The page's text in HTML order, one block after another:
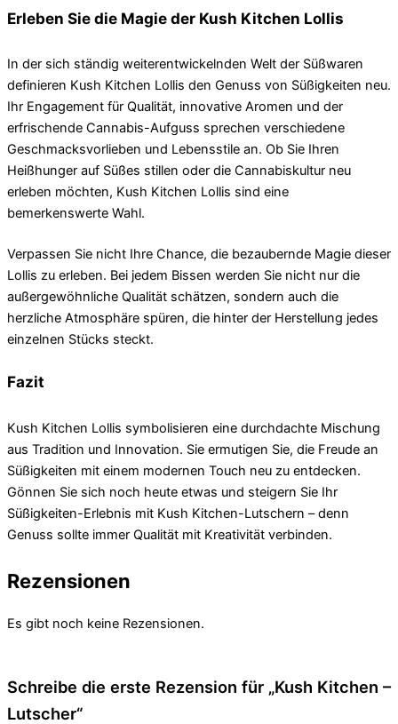
Erleben Sie die Magie der Kush Kitchen Lollis
In der sich ständig weiterentwickelnden Welt der Süßwaren
definieren Kush Kitchen Lollis den Genuss von Süßigkeiten neu.
Ihr Engagement für Qualität, innovative Aromen und der
erfrischende Cannabis-Aufguss sprechen verschiedene
Geschmacksvorlieben und Lebensstile an. Ob Sie Ihren
Heißhunger auf Süßes stillen oder die Cannabiskultur neu
erleben möchten, Kush Kitchen Lollis sind eine
bemerkenswerte Wahl.
Verpassen Sie nicht Ihre Chance, die bezaubernde Magie dieser
Lollis zu erleben. Bei jedem Bissen werden Sie nicht nur die
außergewöhnliche Qualität schätzen, sondern auch die
herzliche Atmosphäre spüren, die hinter der Herstellung jedes
einzelnen Stücks steckt.
Fazit
Kush Kitchen Lollis symbolisieren eine durchdachte Mischung
aus Tradition und Innovation. Sie ermutigen Sie, die Freude an
Süßigkeiten mit einem modernen Touch neu zu entdecken.
Gönnen Sie sich noch heute etwas und steigern Sie Ihr
Süßigkeiten-Erlebnis mit Kush Kitchen-Lutschern – denn
Genuss sollte immer Qualität mit Kreativität verbinden.
Rezensionen
Es gibt noch keine Rezensionen.
Schreibe die erste Rezension für „Kush Kitchen –
Lutscher“